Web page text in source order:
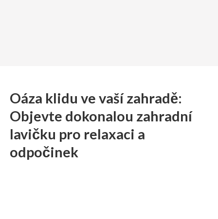
Oáza klidu ve vaší zahradě:
Objevte dokonalou zahradní
lavičku pro relaxaci a
odpočinek